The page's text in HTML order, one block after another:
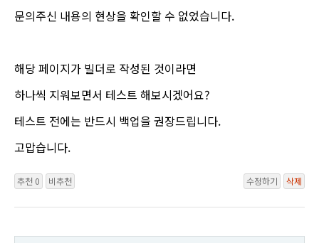
문의주신 내용의 현상을 확인할 수 없었습니다.
해당 페이지가 빌더로 작성된 것이라면
하나씩 지워보면서 테스트 해보시겠어요?
테스트 전에는 반드시 백업을 권장드립니다.
고맙습니다.
추천 0 비추천 수정하기 삭제